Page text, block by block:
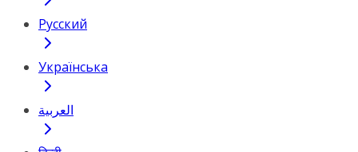
Русский
Українська
العربية